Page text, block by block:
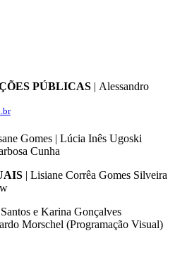
PÚBLICAS | Alessandro
Gomes | Lúcia Inês Ugoski
Cunha
| Lisiane Corrêa Gomes Silveira
e Karina Gonçalves
Morschel (Programação Visual)